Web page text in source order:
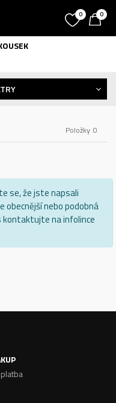
0 0
0
Položky
se, že jste napsali
obecnější nebo podobná
kontaktujte na infolince